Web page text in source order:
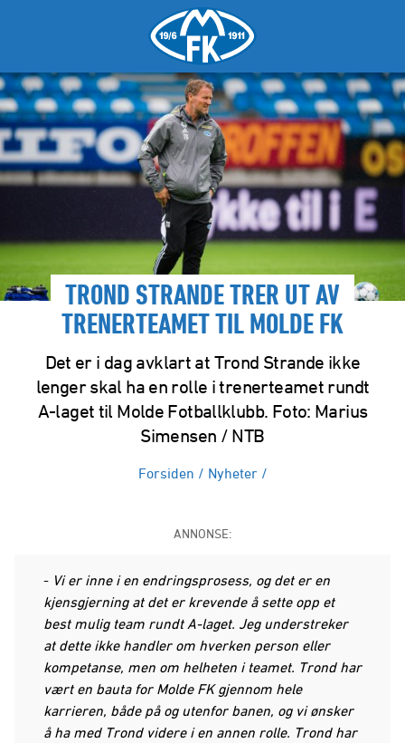
TROND STRANDE TRER UT AV
TRENERTEAMET TIL MOLDE FK
Det er i dag avklart at Trond Strande ikke
lenger skal ha en rolle i trenerteamet rundt
A-laget til Molde Fotballklubb. Foto: Marius
Simensen / NTB
Forsiden / Nyheter /
ANNONSE:
- Vi er inne i en endringsprosess, og det er en
kjensgjerning at det er krevende å sette opp et
best mulig team rundt A-laget. Jeg understreker
at dette ikke handler om hverken person eller
kompetanse, men om helheten i teamet. Trond har
vært en bauta for Molde FK gjennom hele
karrieren, både på og utenfor banen, og vi ønsker
å ha med Trond videre i en annen rolle. Trond har